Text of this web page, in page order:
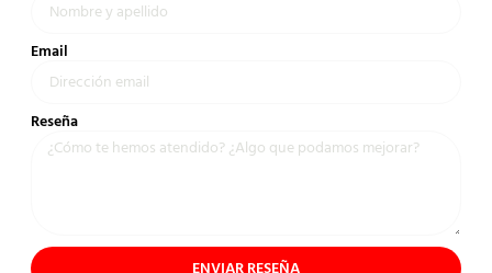
Email
Reseña